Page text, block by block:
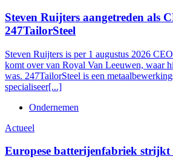
Steven Ruijters aangetreden als
247TailorSteel
Steven Ruijters is per 1 augustus 2026
komt over van Royal Van Leeuwen, waar
was. 247TailorSteel is een
specialiseer[...]
Ondernemen
Actueel
Europese batterijenfabriek